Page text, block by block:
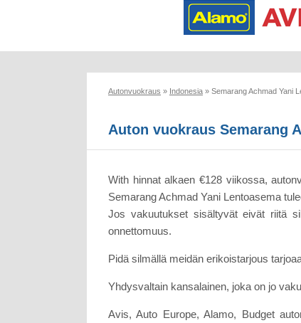
Autonvuokraus » Indonesia » Semarang Achmad Yani
Auton vuokraus Semarang
With hinnat alkaen €128 viikossa,
Semarang Achmad Yani Lentoasema
Jos vakuutukset sisältyvät eivät riitä
onnettomuus.
Pidä silmällä meidän erikoistarjous
Yhdysvaltain kansalainen, joka on jo
Avis, Auto Europe, Alamo, Budget